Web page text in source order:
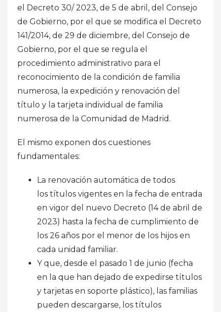
el Decreto 30/ 2023, de 5 de abril, del Consejo
de Gobierno, por el que se modifica el Decreto
141/2014, de 29 de diciembre, del Consejo de
Gobierno, por el que se regula el
procedimiento administrativo para el
reconocimiento de la condición de familia
numerosa, la expedición y renovación del
título y la tarjeta individual de familia
numerosa de la Comunidad de Madrid.
El mismo exponen dos cuestiones
fundamentales:
La renovación automática de todos
los títulos vigentes en la fecha de entrada
en vigor del nuevo Decreto (14 de abril de
2023) hasta la fecha de cumplimiento de
los 26 años por el menor de los hijos en
cada unidad familiar.
Y que, desde el pasado 1 de junio (fecha
en la que han dejado de expedirse títulos
y tarjetas en soporte plástico), las familias
pueden descargarse, los títulos